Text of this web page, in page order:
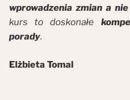
wprowadzenia zmian a
kurs to doskonałe
porady.
Elżbieta Tomal